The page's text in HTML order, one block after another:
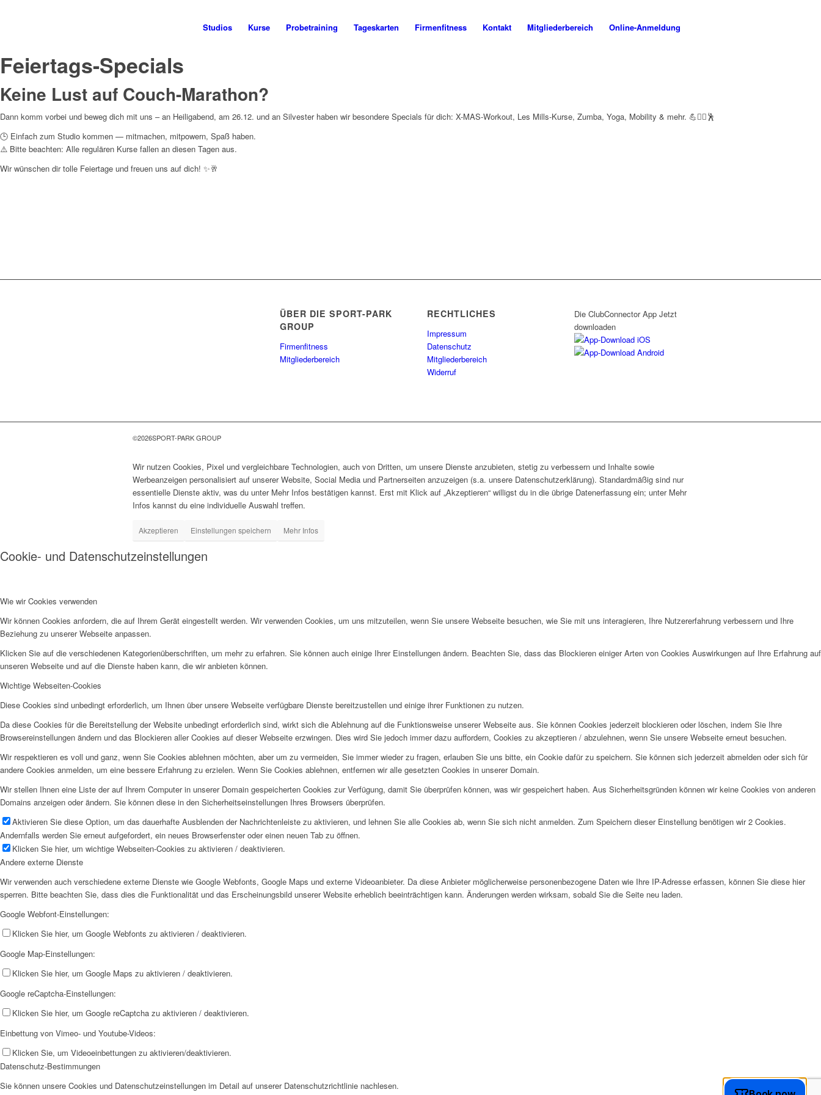
Studios Kurse Probetraining Tageskarten Firmenfitness Kontakt Mitgliederbereich Online-Anmeldung
Feiertags-Specials
Keine Lust auf Couch-Marathon?
Dann komm vorbei und beweg dich mit uns – an Heiligabend, am 26.12. und an Silvester haben wir besondere Specials für dich: X-MAS-Workout, Les Mills-Kurse, Zumba, Yoga, Mobility & mehr. 💪🧘‍♀️🕺
🕒 Einfach zum Studio kommen — mitmachen, mitpowern, Spaß haben.
⚠️ Bitte beachten: Alle regulären Kurse fallen an diesen Tagen aus.
Wir wünschen dir tolle Feiertage und freuen uns auf dich! ✨🥂
ÜBER DIE SPORT-PARK
GROUP
Firmenfitness
Mitgliederbereich
RECHTLICHES
Impressum
Datenschutz
Mitgliederbereich
Widerruf
Die ClubConnector App Jetzt
downloaden
©2026SPORT-PARK GROUP
Wir nutzen Cookies, Pixel und vergleichbare Technologien, auch von Dritten, um unsere Dienste anzubieten, stetig zu verbessern und Inhalte sowie
Werbeanzeigen personalisiert auf unserer Website, Social Media und Partnerseiten anzuzeigen (s.a. unsere Datenschutzerklärung). Standardmäßig sind nur
essentielle Dienste aktiv, was du unter Mehr Infos bestätigen kannst. Erst mit Klick auf „Akzeptieren“ willigst du in die übrige Datenerfassung ein; unter Mehr
Infos kannst du eine individuelle Auswahl treffen.
Akzeptieren Einstellungen speichern Mehr Infos
Cookie- und Datenschutzeinstellungen
Wie wir Cookies verwenden
Wir können Cookies anfordern, die auf Ihrem Gerät eingestellt werden. Wir verwenden Cookies, um uns mitzuteilen, wenn Sie unsere Webseite besuchen, wie Sie mit uns interagieren, Ihre Nutzererfahrung verbessern und Ihre
Beziehung zu unserer Webseite anpassen.
Klicken Sie auf die verschiedenen Kategorienüberschriften, um mehr zu erfahren. Sie können auch einige Ihrer Einstellungen ändern. Beachten Sie, dass das Blockieren einiger Arten von Cookies Auswirkungen auf Ihre Erfahrung auf
unseren Webseite und auf die Dienste haben kann, die wir anbieten können.
Wichtige Webseiten-Cookies
Diese Cookies sind unbedingt erforderlich, um Ihnen über unsere Webseite verfügbare Dienste bereitzustellen und einige ihrer Funktionen zu nutzen.
Da diese Cookies für die Bereitstellung der Website unbedingt erforderlich sind, wirkt sich die Ablehnung auf die Funktionsweise unserer Webseite aus. Sie können Cookies jederzeit blockieren oder löschen, indem Sie Ihre
Browsereinstellungen ändern und das Blockieren aller Cookies auf dieser Webseite erzwingen. Dies wird Sie jedoch immer dazu auffordern, Cookies zu akzeptieren / abzulehnen, wenn Sie unsere Webseite erneut besuchen.
Wir respektieren es voll und ganz, wenn Sie Cookies ablehnen möchten, aber um zu vermeiden, Sie immer wieder zu fragen, erlauben Sie uns bitte, ein Cookie dafür zu speichern. Sie können sich jederzeit abmelden oder sich für
andere Cookies anmelden, um eine bessere Erfahrung zu erzielen. Wenn Sie Cookies ablehnen, entfernen wir alle gesetzten Cookies in unserer Domain.
Wir stellen Ihnen eine Liste der auf Ihrem Computer in unserer Domain gespeicherten Cookies zur Verfügung, damit Sie überprüfen können, was wir gespeichert haben. Aus Sicherheitsgründen können wir keine Cookies von anderen
Domains anzeigen oder ändern. Sie können diese in den Sicherheitseinstellungen Ihres Browsers überprüfen.
Aktivieren Sie diese Option, um das dauerhafte Ausblenden der Nachrichtenleiste zu aktivieren, und lehnen Sie alle Cookies ab, wenn Sie sich nicht anmelden. Zum Speichern dieser Einstellung benötigen wir 2 Cookies.
Andernfalls werden Sie erneut aufgefordert, ein neues Browserfenster oder einen neuen Tab zu öffnen.
Klicken Sie hier, um wichtige Webseiten-Cookies zu aktivieren / deaktivieren.
Andere externe Dienste
Wir verwenden auch verschiedene externe Dienste wie Google Webfonts, Google Maps und externe Videoanbieter. Da diese Anbieter möglicherweise personenbezogene Daten wie Ihre IP-Adresse erfassen, können Sie diese hier
sperren. Bitte beachten Sie, dass dies die Funktionalität und das Erscheinungsbild unserer Website erheblich beeinträchtigen kann. Änderungen werden wirksam, sobald Sie die Seite neu laden.
Google Webfont-Einstellungen:
Klicken Sie hier, um Google Webfonts zu aktivieren / deaktivieren.
Google Map-Einstellungen:
Klicken Sie hier, um Google Maps zu aktivieren / deaktivieren.
Google reCaptcha-Einstellungen:
Klicken Sie hier, um Google reCaptcha zu aktivieren / deaktivieren.
Einbettung von Vimeo- und Youtube-Videos:
Klicken Sie, um Videoeinbettungen zu aktivieren/deaktivieren.
Datenschutz-Bestimmungen
Sie können unsere Cookies und Datenschutzeinstellungen im Detail auf unserer Datenschutzrichtlinie nachlesen.